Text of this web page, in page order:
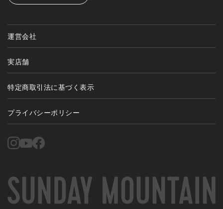
運営会社
実店舗
特定商取引法に基づく表示
プライバシーポリシー